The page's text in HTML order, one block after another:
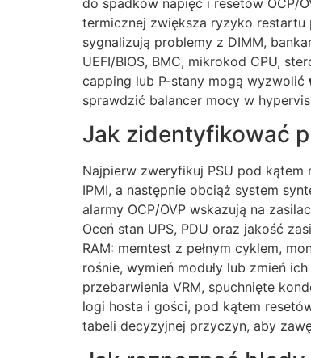
termicznej zwiększa ryzyko restartu
sygnalizują problemy z DIMM,
UEFI/BIOS, BMC, mikrokod CPU,
capping lub P-stany mogą wyzwolić
sprawdzić balancer mocy w
Jak zidentyfikować
Najpierw zweryfikuj PSU pod
IPMI, a następnie obciąż system
alarmy OCP/OVP wskazują na
Oceń stan UPS, PDU oraz jakość
RAM: memtest z pełnym cyklem,
rośnie, wymień moduły lub zmień
przebarwienia VRM, spuchnięte
logi hosta i gości, pod kątem
tabeli decyzyjnej przyczyn, aby